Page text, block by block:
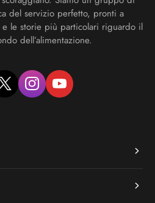
del servizio perfetto, pronti a
le storie più particolari riguardo il
dell’alimentazione.
twitter instagramyoutube